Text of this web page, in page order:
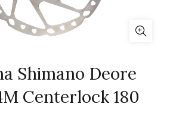
Shimano Deore
Centerlock 180